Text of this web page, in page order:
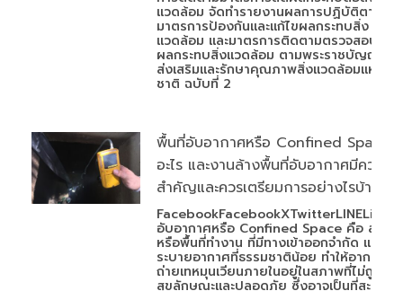
แวดล้อม จัดทำรายงานผลการปฏิบัติตาม
มาตรการป้องกันและแก้ไขผลกระทบสิ่ง
แวดล้อม และมาตรการติดตามตรวจสอบ
ผลกระทบสิ่งแวดล้อม ตามพระราชบัญญัติ
ส่งเสริมและรักษาคุณภาพสิ่งแวดล้อมแห่ง
ชาติ ฉบับที่ 2
พื้นที่อับอากาศหรือ Confined Space
อะไร และงานล้างพื้นที่อับอากาศมีความ
สำคัญและควรเตรียมการอย่างไรบ้าง
FacebookFacebookXTwitterLINELine
อับอากาศหรือ Confined Space คือ สถาน
หรือพื้นที่ทำงาน ที่มีทางเข้าออกจำกัด และมีก
ระบายอากาศที่ธรรมชาติน้อย ทำให้อากาศ
ถ่ายเทหมุนเวียนภายในอยู่ในสภาพที่ไม่ถูก
สุขลักษณะและปลอดภัย ซึ่งอาจเป็นที่สะสมข